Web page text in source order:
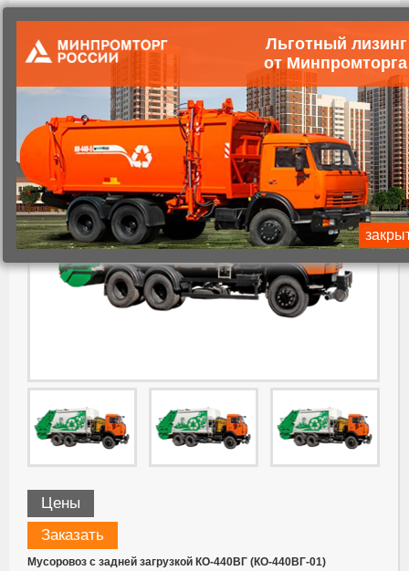
Мусоровоз с задней загрузкой
КО-440ВГ (КО-440ВГ-01)
Цены
Заказать
Мусоровоз с задней загрузкой КО-440ВГ (КО-440ВГ-01)
Льготный лизинг
от Минпромторга